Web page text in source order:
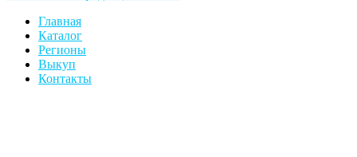
Главная
Каталог
Регионы
Выкуп
Контакты